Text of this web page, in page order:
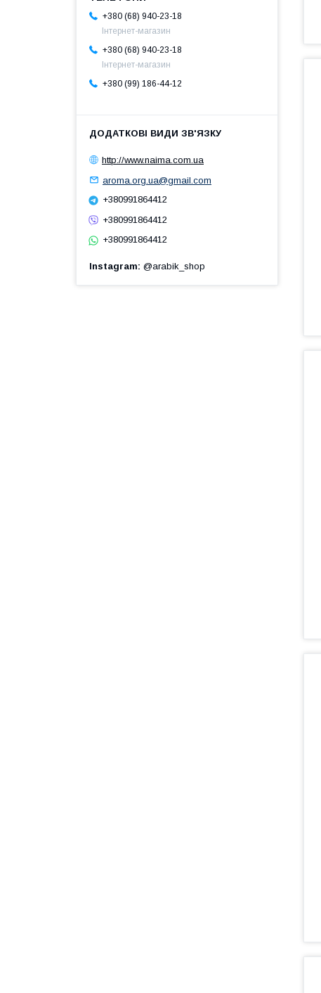
+380 (68) 940-23-18
Інтернет-магазин
+380 (68) 940-23-18
Інтернет-магазин
+380 (99) 186-44-12
http://www.naima.com.ua
aroma.org.ua@gmail.com
+380991864412
+380991864412
+380991864412
Instagram @arabik_shop